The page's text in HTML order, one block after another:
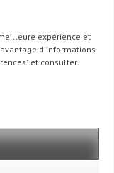
expérience et
d'informations
et consulter